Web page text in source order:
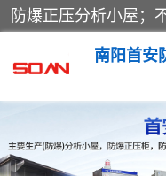
南阳首安
防爆小屋